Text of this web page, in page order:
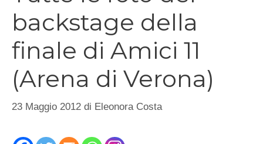
backstage della
finale di Amici 11
(Arena di Verona)
23 Maggio 2012 di Eleonora Costa